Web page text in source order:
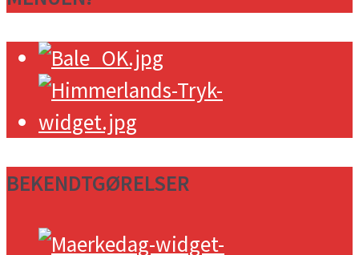
BEKENDTGØRELSER